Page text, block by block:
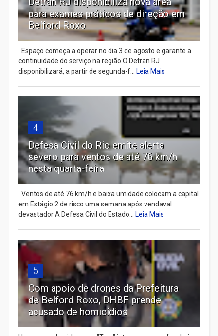
para exames práticos de direção em
Belford Roxo
Espaço começa a operar no dia 3 de agosto e garante a
continuidade do serviço na região O Detran RJ
disponibilizará, a partir de segunda-f...
Leia Mais
4
Defesa Civil do Rio emite alerta
severo para ventos de até 76 km/h
nesta quarta-feira
Ventos de até 76 km/h e baixa umidade colocam a capital
em Estágio 2 de risco uma semana após vendaval
devastador A Defesa Civil do Estado...
Leia Mais
5
Com apoio de drones da Prefeitura
de Belford Roxo, DHBF prende
acusado de homicídios